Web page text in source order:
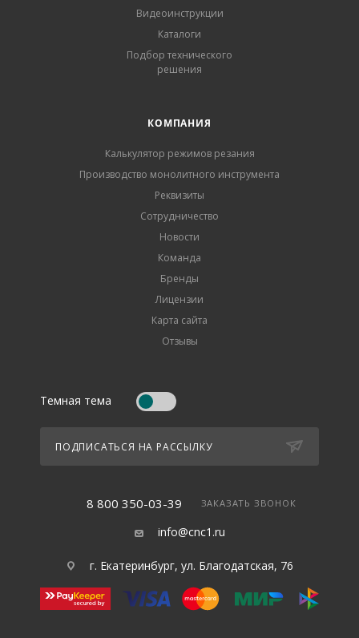
Видеоинструкции
Каталоги
Подбор технического
решения
КОМПАНИЯ
Калькулятор режимов резания
Производство монолитного инструмента
Реквизиты
Сотрудничество
Новости
Команда
Бренды
Лицензии
Карта сайта
Отзывы
Темная тема
ПОДПИСАТЬСЯ НА РАССЫЛКУ
8 800 350-03-39 ЗАКАЗАТЬ ЗВОНОК
info@cnc1.ru
г. Екатеринбург, ул. Благодатская, 76